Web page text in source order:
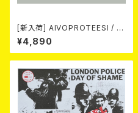
[新入荷] AIVOPROTEESI / U
MPIKUJA (LP / LTD.100 DIE
-HARD COKE BOTTLE GRE
EN VINYL) (ITA / F.O.A.D.)
¥4,890